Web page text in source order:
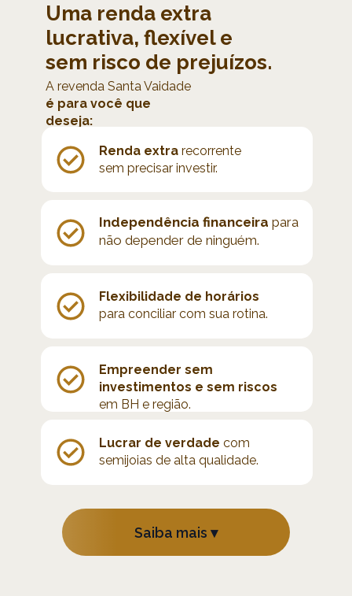
A revenda Santa Vaidade
é para você que
deseja:
Renda extra recorrente
sem precisar investir.
Independência financeira para
não depender de ninguém.
para conciliar com sua rotina.
Empreender sem
em BH e região.
Lucrar de verdade com
semijoias de alta qualidade.
Saiba mais ▾
Uma renda extra
lucrativa, flexível e
sem risco de prejuízos.